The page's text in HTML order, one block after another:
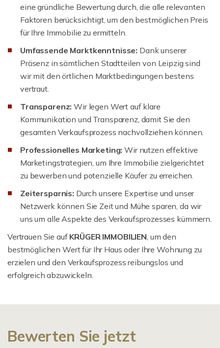
eine gründliche Bewertung durch, die alle relevanten
Faktoren berücksichtigt, um den bestmöglichen Preis
für Ihre Immobilie zu ermitteln.
Umfassende Marktkenntnisse: Dank unserer
Präsenz in sämtlichen Stadtteilen von Leipzig sind
wir mit den örtlichen Marktbedingungen bestens
vertraut.
Transparenz: Wir legen Wert auf klare
Kommunikation und Transparenz, damit Sie den
gesamten Verkaufsprozess nachvollziehen können.
Professionelles Marketing:Wir nutzen effektive
Marketingstrategien, um Ihre Immobilie zielgerichtet
zu bewerben und potenzielle Käufer zu erreichen.
Zeitersparnis: Durch unsere Expertise und unser
Netzwerk können Sie Zeit und Mühe sparen, da wir
uns um alle Aspekte des Verkaufsprozesses kümmern.
Vertrauen Sie auf KRÜGER IMMOBILIEN, um den
bestmöglichen Wert für Ihr Haus oder Ihre Wohnung zu
erzielen und den Verkaufsprozess reibungslos und
erfolgreich abzuwickeln.
Bewerten Sie jetzt